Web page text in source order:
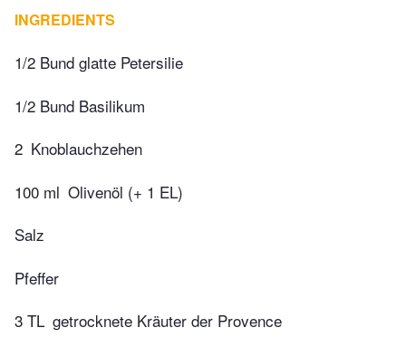
INGREDIENTS
1/2 Bund glatte Petersilie
1/2 Bund Basilikum
2 Knoblauchzehen
100 ml Olivenöl (+ 1 EL)
Salz
Pfeffer
3 TL getrocknete Kräuter der Provence